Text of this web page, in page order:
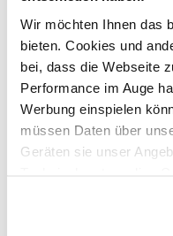
Wir möchten Ihnen das
bieten. Cookies und
bei, dass die Webseite
Performance im Auge
Werbung einspielen
müssen Daten über
Geräten sie unser
werden, werden bei der
Duschtuch mit Streifen,
flauschiges Duschtuch
mit Aufhänger
Maße: 70x130 cm
mit Streifen
weiche, angenehme